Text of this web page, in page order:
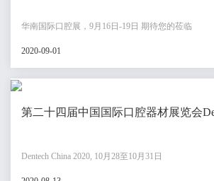
华南国际口腔展，9月16日-19日 期待您的莅临
2020-09-01
第二十四届中国国际口腔器材展览会
Dentech China 2020, 10月28至10月31日